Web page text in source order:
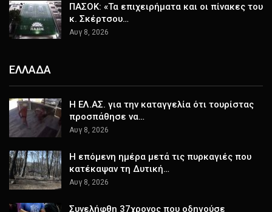
ΠΑΣΟΚ: «Τα επιχειρήματα και οι πίνακες του
κ. Σκέρτσου…
Αυγ 8, 2026
ΕΛΛΑΔΑ
Η ΕΛ.ΑΣ. για την καταγγελία ότι τουρίστας
προσπάθησε να…
Αυγ 8, 2026
Η επόμενη ημέρα μετά τις πυρκαγιές που
κατέκαψαν τη Δυτική…
Αυγ 8, 2026
Συνελήφθη 37χρονος που οδηγούσε